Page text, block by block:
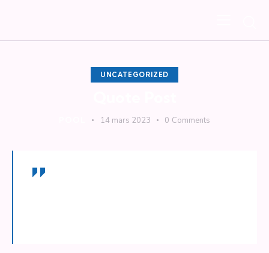
UNCATEGORIZED
14 mars 2023 0 Comments